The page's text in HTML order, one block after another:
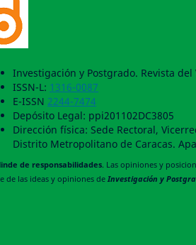
Investigación y Postgrado. Revista
ISSN-L: 1316-0087
E-ISSN 2244-7474
Depósito Legal: ppi201102DC3805
Dirección física: Sede Rectoral,
Distrito Metropolitano de Caracas.
de responsabilidades. Las opiniones y
de las ideas y opiniones deInvestigación y